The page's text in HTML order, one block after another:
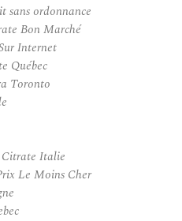
sans ordonnance
Bon Marché
Internet
Québec
Toronto
Italie
Le Moins Cher